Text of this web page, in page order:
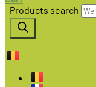
Products search